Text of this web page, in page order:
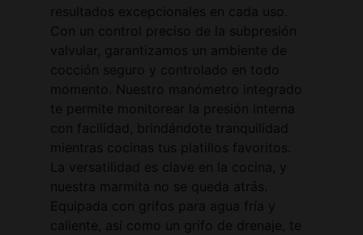
resultados excepcionales en cada uso.
Con un control preciso de la subpresión
valvular, garantizamos un ambiente de
cocción seguro y controlado en todo
momento. Nuestro manómetro integrado
te permite monitorear la presión interna
con facilidad, brindándote tranquilidad
mientras cocinas tus platillos favoritos.
La versatilidad es clave en la cocina, y
nuestra marmita no se queda atrás.
Equipada con grifos para agua fría y
caliente, así como un grifo de drenaje, te